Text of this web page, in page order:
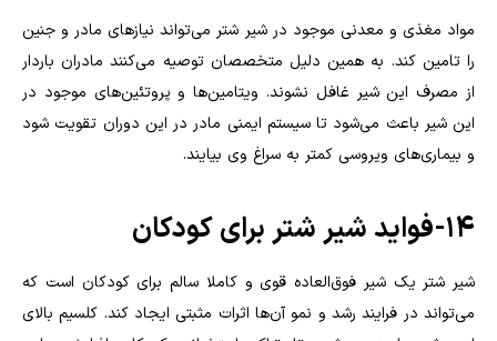
مواد مغذی و معدنی موجود در شیر شتر می‌تواند نیازهای مادر و جنین
را تامین کند. به همین دلیل متخصصان توصیه می‌کنند مادران باردار
از مصرف این شیر غافل نشوند. ویتامین‌ها و پروتئین‌‌های موجود در
این شیر باعث می‌شود تا سیستم ایمنی مادر در این دوران تقویت شود
و بیماری‌های ویروسی کمتر به سراغ وی بیایند.
۱۴- فواید شیر شتر برای کودکان
شیر شتر یک شیر فوق‌العاده قوی و کاملا سالم برای کودکان است که
می‌تواند در فرایند رشد و نمو آن‌ها اثرات مثبتی ایجاد کند. کلسیم بالای